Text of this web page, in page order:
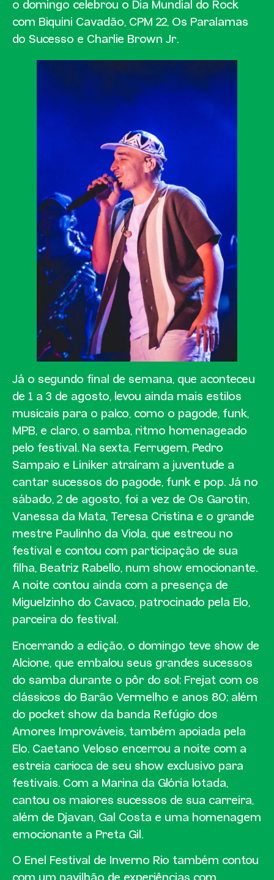
o domingo celebrou o Dia Mundial do Rock
com Biquini Cavadão, CPM 22, Os Paralamas
do Sucesso e Charlie Brown Jr.
Já o segundo final de semana, que aconteceu
de 1 a 3 de agosto, levou ainda mais estilos
musicais para o palco, como o pagode, funk,
MPB, e claro, o samba, ritmo homenageado
pelo festival. Na sexta, Ferrugem, Pedro
Sampaio e Liniker atraíram a juventude a
cantar sucessos do pagode, funk e pop. Já no
sábado, 2 de agosto, foi a vez de Os Garotin,
Vanessa da Mata, Teresa Cristina e o grande
mestre Paulinho da Viola, que estreou no
festival e contou com participação de sua
filha, Beatriz Rabello, num show emocionante.
A noite contou ainda com a presença de
Miguelzinho do Cavaco, patrocinado pela Elo,
parceira do festival.
Encerrando a edição, o domingo teve show de
Alcione, que embalou seus grandes sucessos
do samba durante o pôr do sol; Frejat com os
clássicos do Barão Vermelho e anos 80; além
do pocket show da banda Refúgio dos
Amores Improváveis, também apoiada pela
Elo. Caetano Veloso encerrou a noite com a
estreia carioca de seu show exclusivo para
festivais. Com a Marina da Glória lotada,
cantou os maiores sucessos de sua carreira,
além de Djavan, Gal Costa e uma homenagem
emocionante a Preta Gil.
O Enel Festival de Inverno Rio também contou